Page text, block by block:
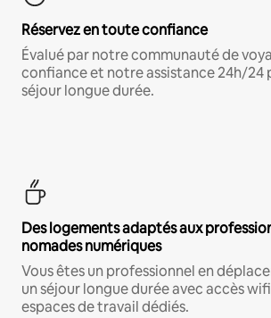
Réservez en toute confiance
Évalué par notre communauté de
confiance et notre assistance 24h/24
séjour longue durée.
Des logements adaptés aux
nomades numériques
Vous êtes un professionnel en
un séjour longue durée avec accès
espaces de travail dédiés.